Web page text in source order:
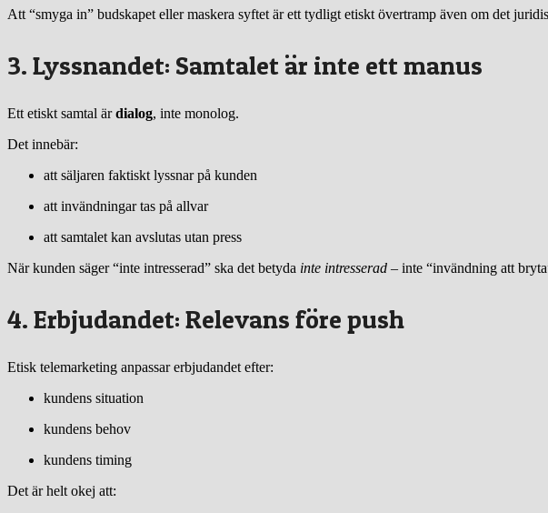
Att “smyga in” budskapet eller maskera syftet är ett tydligt etiskt övertramp även om det
3. Lyssnandet: Samtalet är inte ett manus
Ett etiskt samtal ärdialog, inte monolog.
Det innebär:
att säljaren faktiskt lyssnar på kunden
att invändningar tas på allvar
att samtalet kan avslutas utan press
När kunden säger “inte intresserad” ska det betyda inte intresserad – inte “invändning att
4. Erbjudandet: Relevans före push
Etisk telemarketing anpassar erbjudandet efter:
kundens situation
kundens behov
kundens timing
Det är helt okej att: